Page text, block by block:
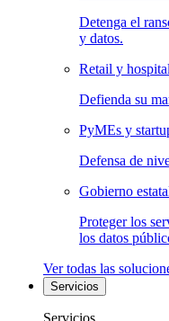
Detenga el
y datos.
Retail y
Defienda su
PyMEs y
Defensa de
Gobierno
Proteger los
los datos
Ver todas las
Servicios
Servicios